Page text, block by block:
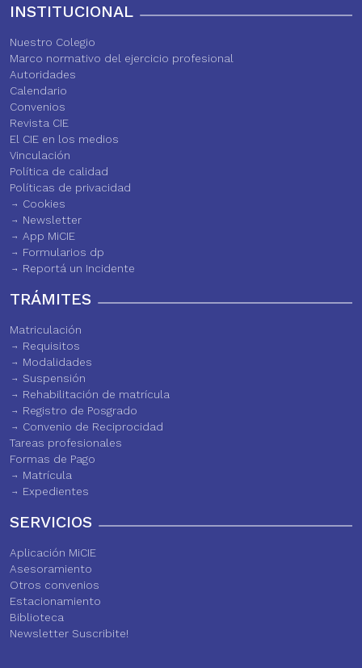
INSTITUCIONAL
Nuestro Colegio
Marco normativo del ejercicio profesional
Autoridades
Calendario
Convenios
Revista CIE
El CIE en los medios
Vinculación
Política de calidad
Políticas de privacidad
Cookies
Newsletter
App MiCIE
Formularios dp
Reportá un Incidente
TRÁMITES
Matriculación
Requisitos
Modalidades
Suspensión
Rehabilitación de matrícula
Registro de Posgrado
Convenio de Reciprocidad
Tareas profesionales
Formas de Pago
Matrícula
Expedientes
SERVICIOS
Aplicación MiCIE
Asesoramiento
Otros convenios
Estacionamiento
Biblioteca
Newsletter Suscribite!